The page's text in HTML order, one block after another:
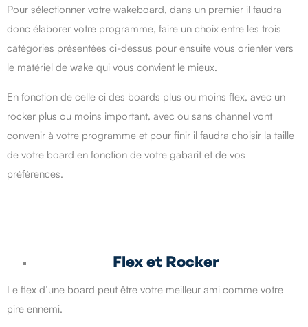
Pour sélectionner votre wakeboard, dans un premier il faudra
donc élaborer votre programme, faire un choix entre les trois
catégories présentées ci-dessus pour ensuite vous orienter vers
le matériel de wake qui vous convient le mieux.
En fonction de celle ci des boards plus ou moins flex, avec un
rocker plus ou moins important, avec ou sans channel vont
convenir à votre programme et pour finir il faudra choisir la taille
de votre board en fonction de votre gabarit et de vos
préférences.
Flex et Rocker
Le flex d’une board peut être votre meilleur ami comme votre
pire ennemi.